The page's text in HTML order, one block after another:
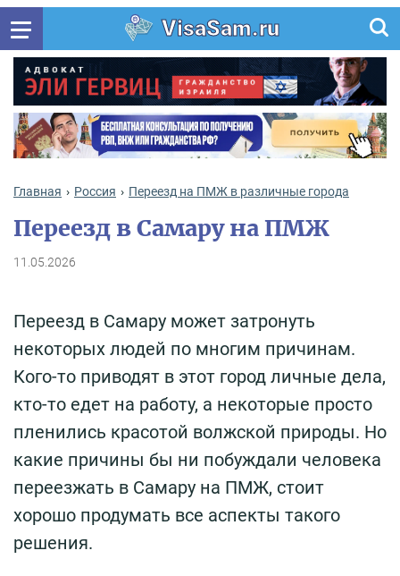
VisaSam.ru
Главная Россия Переезд на ПМЖ в различные города
Переезд в Самару на ПМЖ
11.05.2026
Переезд в Самару может затронуть
некоторых людей по многим причинам.
Кого-то приводят в этот город личные дела,
кто-то едет на работу, а некоторые просто
пленились красотой волжской природы. Но
какие причины бы ни побуждали человека
переезжать в Самару на ПМЖ, стоит
хорошо продумать все аспекты такого
решения.